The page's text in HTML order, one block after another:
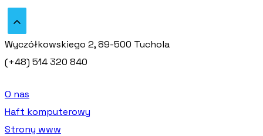
Wyczółkowskiego 2, 89-500 Tuchola
(+48) 514 320 840
O nas
Haft komputerowy
Strony www